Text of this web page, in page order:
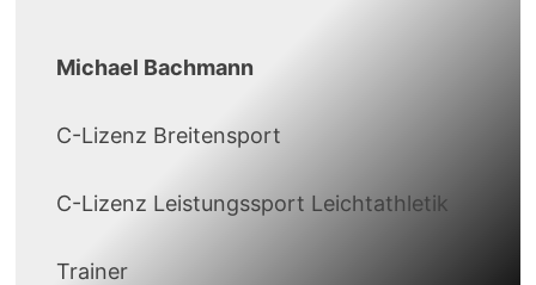
Michael Bachmann
C-Lizenz Breitensport
C-Lizenz Leistungssport Leichtathletik
Trainer